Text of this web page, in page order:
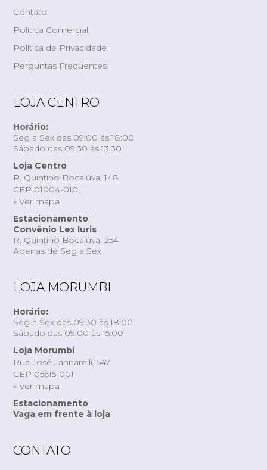
Contato
Política Comercial
Política de Privacidade
Perguntas Frequentes
LOJA CENTRO
Horário:
Seg a Sex das 09:00 às 18:00
Sábado das 09:30 às 13:30
Loja Centro
R. Quintino Bocaiúva, 148
CEP 01004-010
» Ver mapa
Estacionamento
Convênio Lex Iuris
R. Quintino Bocaiúva, 254
Apenas de Seg a Sex
LOJA MORUMBI
Horário:
Seg a Sex das 09:30 às 18:00
Sábado das 09:00 às 15:00
Loja Morumbi
Rua José Jannarelli, 547
CEP 05615-001
» Ver mapa
Estacionamento
Vaga em frente à loja
CONTATO